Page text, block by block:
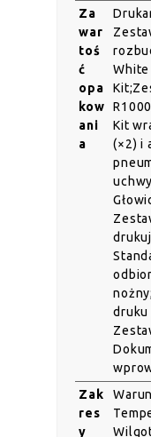
Za
war
toś
ć
opa
kow
ani
a
White
Kit
(×2) i
druku
Zak
res
y